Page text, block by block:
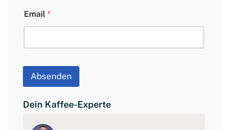
E
m
u
t
Email *
Absenden
Dein Kaffee-Experte